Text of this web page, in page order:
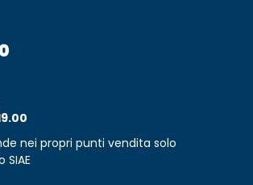
nei propri punti vendita solo